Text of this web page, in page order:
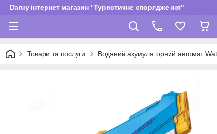
Daruy інтернет магазин "Туристичне спорядження"
Товари та послуги Водяний акумуляторний автомат